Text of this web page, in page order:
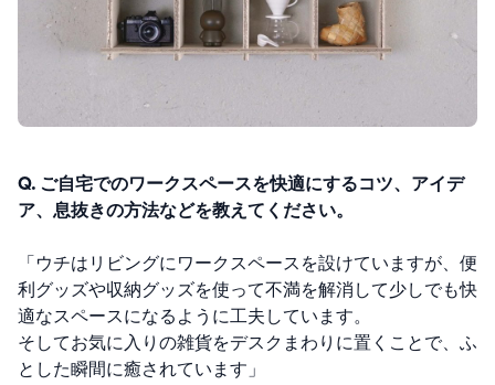
Q. ご自宅でのワークスペースを快適にするコツ、アイデ
ア、息抜きの方法などを教えてください。
「ウチはリビングにワークスペースを設けていますが、便
利グッズや収納グッズを使って不満を解消して少しでも快
適なスペースになるように工夫しています。
そしてお気に入りの雑貨をデスクまわりに置くことで、ふ
とした瞬間に癒されています」